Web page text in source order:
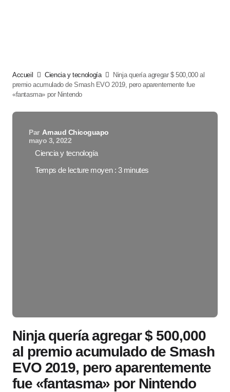
Accueil Ciencia y tecnología
Ninja quería agregar $ 500,000 al
premio acumulado de Smash EVO 2019, pero aparentemente fue
«fantasma» por Nintendo
Par Arnaud Chicoguapo
mayo 3, 2022
Ciencia y tecnología
Temps de lecture moyen : 3 minutes
Ninja quería agregar $ 500,000
al premio acumulado de Smash
EVO 2019, pero aparentemente
fue «fantasma» por Nintendo